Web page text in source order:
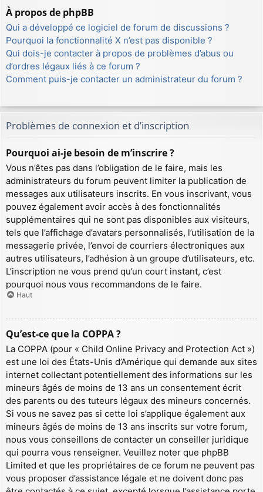
À propos de phpBB
Qui a développé ce logiciel de forum de discussions ?
Pourquoi la fonctionnalité X n’est pas disponible ?
Qui dois-je contacter à propos de problèmes d’abus ou
d’ordres légaux liés à ce forum ?
Comment puis-je contacter un administrateur du forum ?
Problèmes de connexion et d’inscription
Pourquoi ai-je besoin de m’inscrire ?
Vous n’êtes pas dans l’obligation de le faire, mais les
administrateurs du forum peuvent limiter la publication de
messages aux utilisateurs inscrits. En vous inscrivant, vous
pouvez également avoir accès à des fonctionnalités
supplémentaires qui ne sont pas disponibles aux visiteurs,
tels que l’affichage d’avatars personnalisés, l’utilisation de la
messagerie privée, l’envoi de courriers électroniques aux
autres utilisateurs, l’adhésion à un groupe d’utilisateurs, etc.
L’inscription ne vous prend qu’un court instant, c’est
pourquoi nous vous recommandons de le faire.
Haut
Qu’est-ce que la COPPA ?
La COPPA (pour « Child Online Privacy and Protection Act »)
est une loi des États-Unis d’Amérique qui demande aux sites
internet collectant potentiellement des informations sur les
mineurs âgés de moins de 13 ans un consentement écrit
des parents ou des tuteurs légaux des mineurs concernés.
Si vous ne savez pas si cette loi s’applique également aux
mineurs âgés de moins de 13 ans inscrits sur votre forum,
nous vous conseillons de contacter un conseiller juridique
qui pourra vous renseigner. Veuillez noter que phpBB
Limited et que les propriétaires de ce forum ne peuvent pas
vous proposer d’assistance légale et ne doivent donc pas